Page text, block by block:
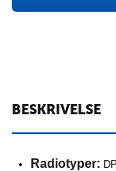
BESKRIVELSE
Radiotyper: